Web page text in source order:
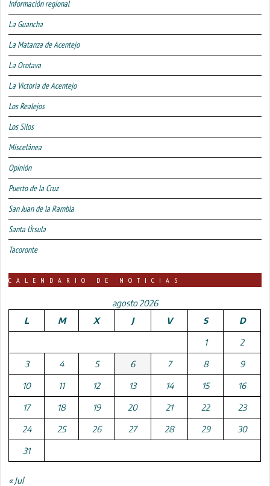
Información regional
La Guancha
La Matanza de Acentejo
La Orotava
La Victoria de Acentejo
Los Realejos
Los Silos
Miscelánea
Opinión
Puerto de la Cruz
San Juan de la Rambla
Santa Úrsula
Tacoronte
CALENDARIO DE NOTICIAS
agosto 2026
L
M X J V S D
1 2
3 4 5 6 7 8 9
10 11 12 13 14 15 16
17 18 19 20 21 22 23
24 25 26 27 28 29 30
31
« Jul